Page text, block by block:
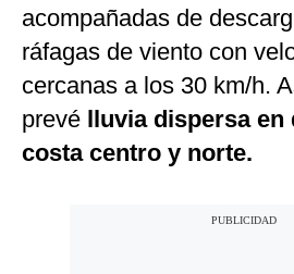
acompañadas de
ráfagas de viento con
cercanas a los 30 km/h.
prevé lluvia dispersa en
costa centro y norte.